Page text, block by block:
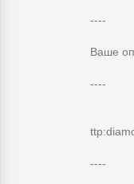
----
Ваше
----
----